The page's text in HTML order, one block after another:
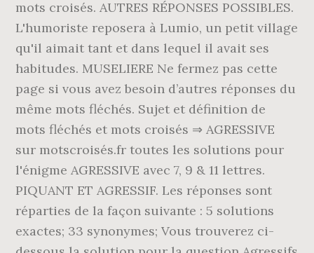
mots croisés. AUTRES RÉPONSES POSSIBLES.
L'humoriste reposera à Lumio, un petit village
qu'il aimait tant et dans lequel il avait ses
habitudes. MUSELIERE Ne fermez pas cette
page si vous avez besoin d’autres réponses du
même mots fléchés. Sujet et définition de
mots fléchés et mots croisés ⇒ AGRESSIVE
sur motscroisés.fr toutes les solutions pour
l'énigme AGRESSIVE avec 7, 9 & 11 lettres.
PIQUANT ET AGRESSIF. Les réponses sont
réparties de la façon suivante : 5 solutions
exactes; 33 synonymes; Vous trouverez ci-